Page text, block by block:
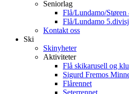
Seniorlag
Flå/Lundamo/
Flå/Lundamo
Kontakt oss
Ski
Skinyheter
Aktiviteter
Flå skikarusell og
Sigurd Fremos
Flårennet